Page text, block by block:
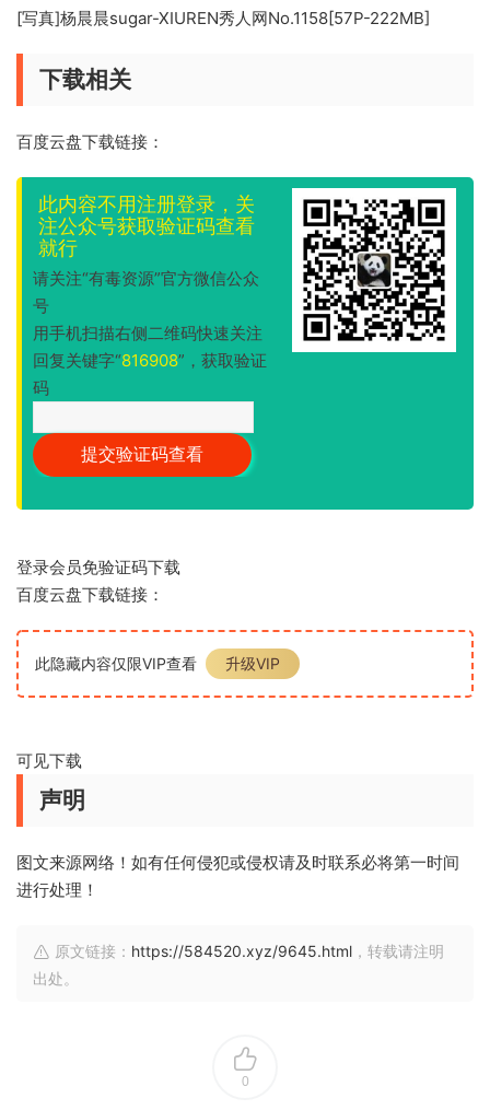
[写真]杨晨晨sugar-XIUREN秀人网No.1158[57P-222MB]
下载相关
百度云盘下载链接：
此内容不用注册登录，关
注公众号获取验证码查看
就行
请关注“有毒资源”官方微信公众
号
用手机扫描右侧二维码快速关注
回复关键字“816908”，获取验证
码
登录会员免验证码下载
百度云盘下载链接：
此隐藏内容仅限VIP查看 升级VIP
可见下载
声明
图文来源网络！如有任何侵犯或侵权请及时联系必将第一时间
进行处理！
原文链接： https://584520.xyz/9645.html ，转载请注明
出处。
0